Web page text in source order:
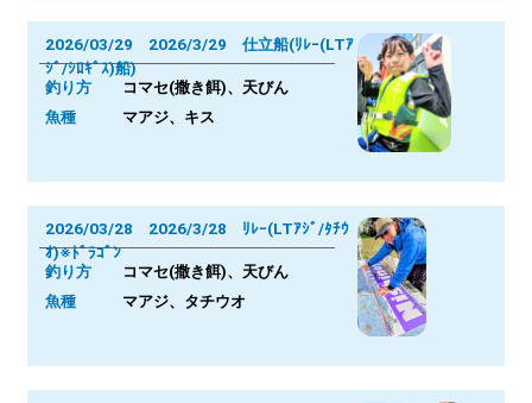
2026/03/29 2026/3/29 仕立船(ﾘﾚｰ(LTｱ
ｼﾞ/ｼﾛｷﾞｽ)船)
釣り方
コマセ(撒き餌)、天びん
魚種 マアジ、キス
2026/03/28 2026/3/28 ﾘﾚｰ(LTｱｼﾞ/ﾀﾁｳ
ｵ)※ﾄﾞﾗｺﾞﾝ
釣り方
コマセ(撒き餌)、天びん
魚種 マアジ、タチウオ